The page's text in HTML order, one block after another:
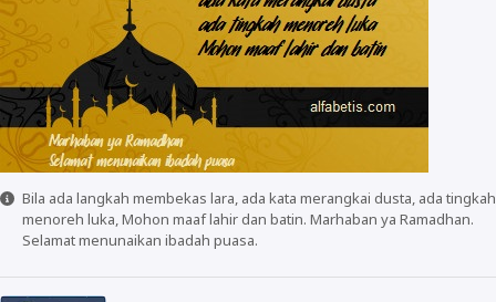
Bila ada langkah membekas lara, ada kata merangkai dusta, ada tingkah
menoreh luka, Mohon maaf lahir dan batin. Marhaban ya Ramadhan.
Selamat menunaikan ibadah puasa.